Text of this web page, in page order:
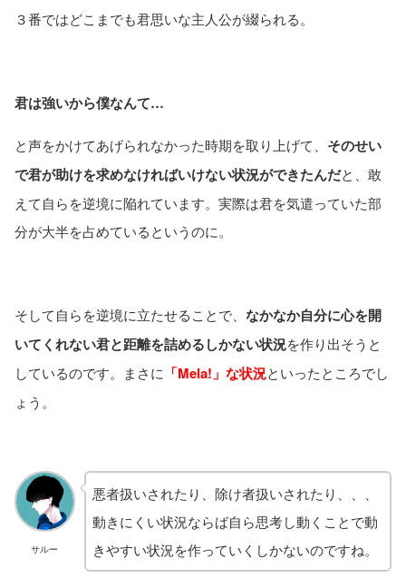
３番ではどこまでも君思いな主人公が綴られる。
君は強いから僕なんて…
と声をかけてあげられなかった時期を取り上げて、 そのせい
で君が助けを求めなければいけない状況ができたんだと、敢
えて自らを逆境に陥れています。実際は君を気遣っていた部
分が大半を占めているというのに。
そして自らを逆境に立たせることで、 なかなか自分に心を開
いてくれない君と距離を詰めるしかない状況を作り出そうと
しているのです。まさに 「Mela!」な状況といったところでし
ょう。
サルー
悪者扱いされたり、除け者扱いされたり、、、
動きにくい状況ならば自ら思考し動くことで動
きやすい状況を作っていくしかないのですね。